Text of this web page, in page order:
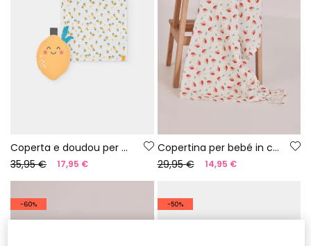
Coperta e doudou per neonato stampati
35,95 €
17,95 €
Copertina per bebé in cotone stampato
29,95 €
14,95 €
-60% -50%